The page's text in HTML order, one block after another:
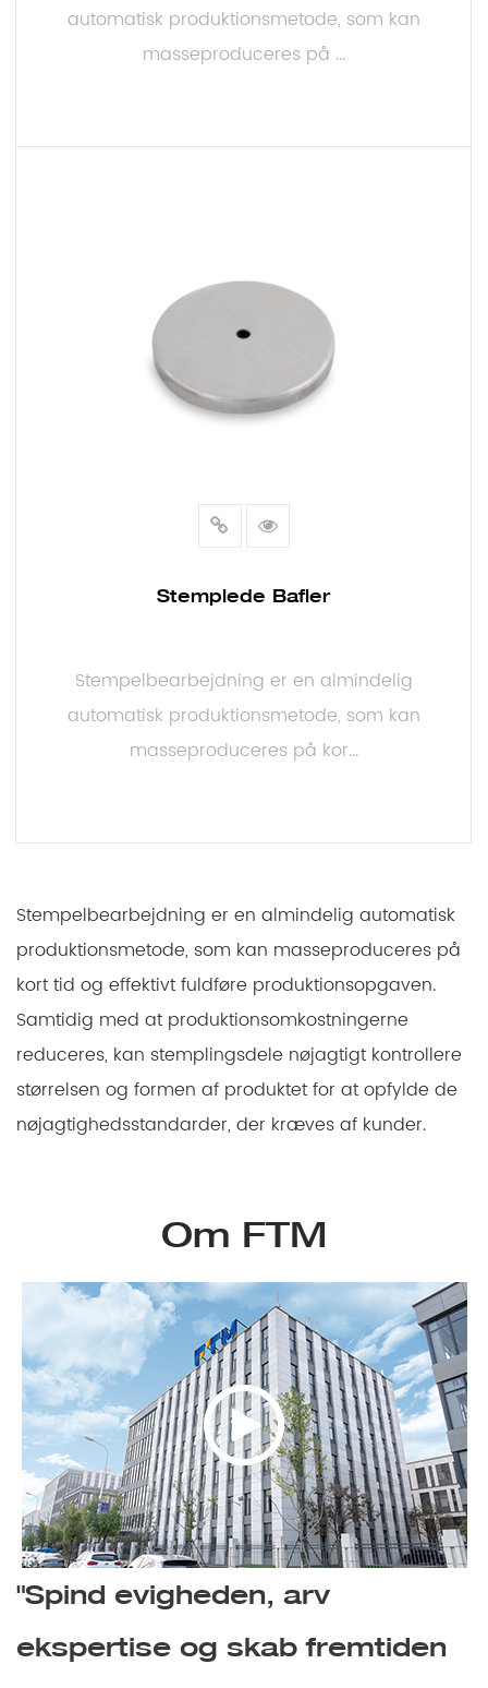
automatisk produktionsmetode, som kan
masseproduceres på ...
Stemplede Bafler
Stempelbearbejdning er en almindelig
automatisk produktionsmetode, som kan
masseproduceres på kor...
Stempelbearbejdning er en almindelig automatisk
produktionsmetode, som kan masseproduceres på
kort tid og effektivt fuldføre produktionsopgaven.
Samtidig med at produktionsomkostningerne
reduceres, kan stemplingsdele nøjagtigt kontrollere
størrelsen og formen af ​​produktet for at opfylde de
nøjagtighedsstandarder, der kræves af kunder.
Om FTM
"Spind evigheden, arv
ekspertise og skab fremtiden